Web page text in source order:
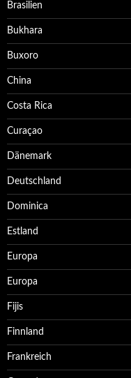
Brasilien
Bukhara
Buxoro
China
Costa Rica
Curaçao
Dänemark
Deutschland
Dominica
Estland
Europa
Europa
Fijis
Finnland
Frankreich